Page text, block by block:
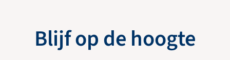
Blijf op de hoogte